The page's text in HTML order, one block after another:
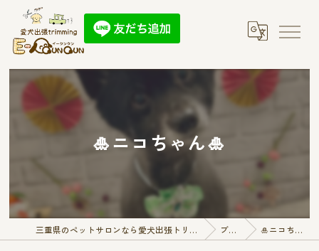
🎍ニコちゃん🎍
三重県のペットサロンなら愛犬出張トリミング E-QunQun ブログ 🎍ニコちゃん🎍